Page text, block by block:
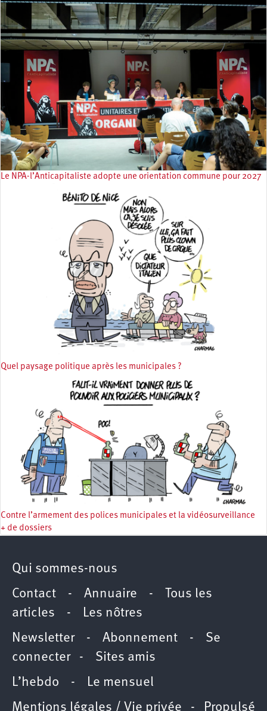
Le NPA-l’Anticapitaliste adopte une orientation commune pour 2027
Quel paysage politique après les municipales ?
Contre l’armement des polices municipales et la vidéosurveillance
+ de dossiers
Qui sommes-nous
Contact - Annuaire -
Tous les
articles - Les nôtres
Newsletter- Abonnement - Se
connecter- Sites amis
L’hebdo - Le mensuel
Mentions légales / Vie privée - Propulsé